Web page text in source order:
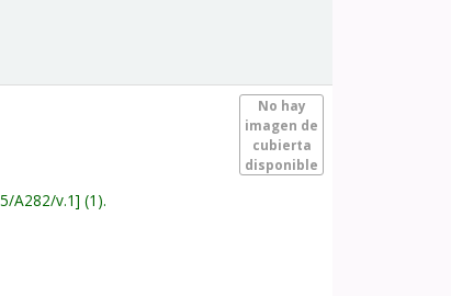
No hay
imagen de
cubierta
disponible
A282/v.1 (1).